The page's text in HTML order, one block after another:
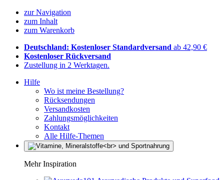
zur Navigation
zum Inhalt
zum Warenkorb
Deutschland: Kostenloser Standardversand ab 42,90 €
Kostenloser Rückversand
Zustellung in 2 Werktagen.
Hilfe
Wo ist meine Bestellung?
Rücksendungen
Versandkosten
Zahlungsmöglichkeiten
Kontakt
Alle Hilfe-Themen
Mehr Inspiration